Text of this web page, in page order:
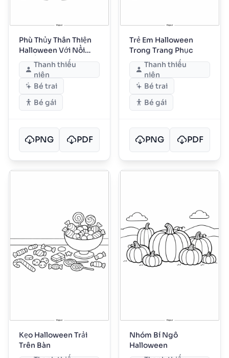
Phù Thủy Thân Thiện
Halloween Với Nồi
ThuốcThanh thiếu
niên
Bé trai
Bé gái
PNG PDF
Trẻ Em Halloween
Trong Trang Phục
Thanh thiếu
niên
Bé trai
Bé gái
PNG PDF
Kẹo Halloween Trải
Trên Bàn
Nhóm Bí Ngô
Halloween